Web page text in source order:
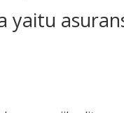
yaitu